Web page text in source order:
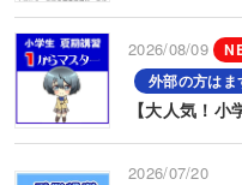
2026/08/09
外部の方はま
【大人気！小
2026/07/20